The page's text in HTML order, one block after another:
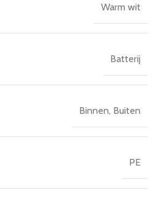
Warm wit
Batterij
Binnen, Buiten
PE